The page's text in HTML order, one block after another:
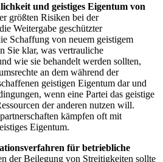
und geistiges Eigentum von
größten Risiken bei der
Weitergabe geschützter
Schaffung von neuem geistigem
Sie klar, was vertrauliche
wie sie behandelt werden sollten,
an dem während der
geistigen Eigentum dar und
wenn eine Partei das geistige
der anderen nutzen will.
kämpfen oft mit
Eigentum.
für betriebliche
der Beilegung von Streitigkeiten sollte